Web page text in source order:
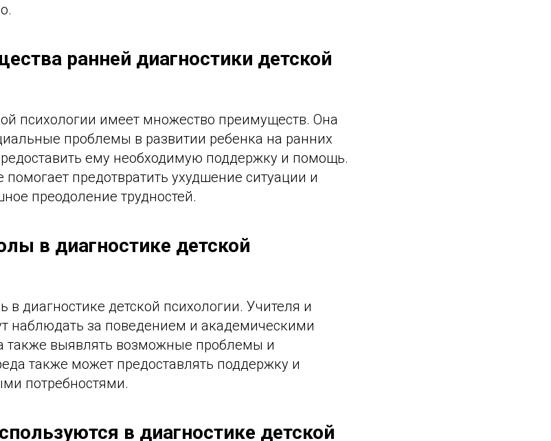
ранней диагностики детской
психологии имеет множество преимуществ. Она
проблемы в развитии ребенка на ранних
ему необходимую поддержку и помощь.
предотвратить ухудшение ситуации и
преодоление трудностей.
в диагностике детской
диагностике детской психологии. Учителя и
наблюдать за поведением и академическими
также выявлять возможные проблемы и
также может предоставлять поддержку и
потребностями.
в диагностике детской